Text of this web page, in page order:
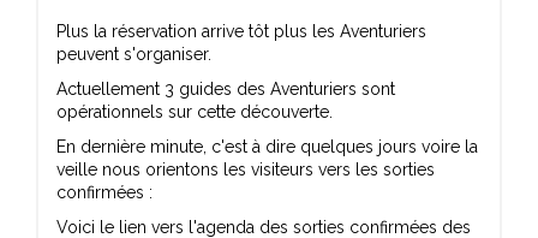
Plus la réservation arrive tôt plus les Aventuriers
peuvent s'organiser.
Actuellement 3 guides des Aventuriers sont
opérationnels sur cette découverte.
En dernière minute, c'est à dire quelques jours voire la
veille nous orientons les visiteurs vers les sorties
confirmées :
Voici le lien vers l'agenda des sorties confirmées des